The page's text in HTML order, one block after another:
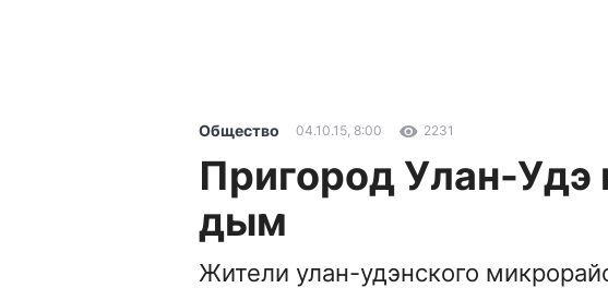
Общество 04.10.15, 8:00 2231
Пригород Улан-
дым
Жители улан-удэнского